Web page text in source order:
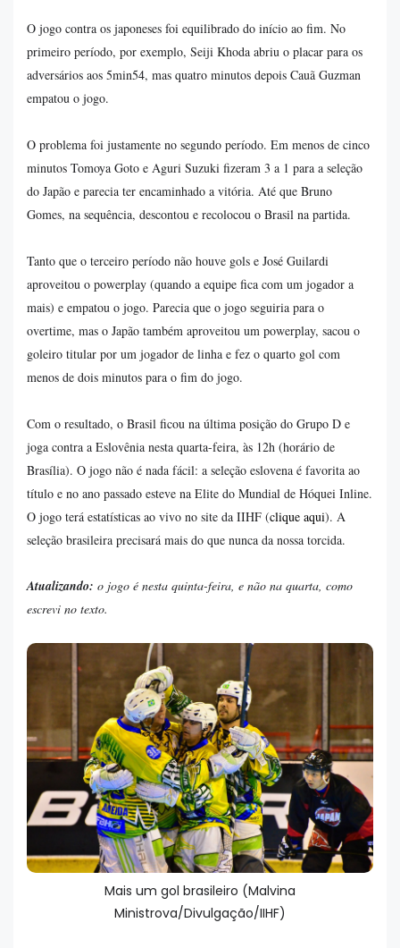
O jogo contra os japoneses foi equilibrado do início ao fim. No
primeiro período, por exemplo, Seiji Khoda abriu o placar para os
adversários aos 5min54, mas quatro minutos depois Cauã Guzman
empatou o jogo.
O problema foi justamente no segundo período. Em menos de cinco
minutos Tomoya Goto e Aguri Suzuki fizeram 3 a 1 para a seleção
do Japão e parecia ter encaminhado a vitória. Até que Bruno
Gomes, na sequência, descontou e recolocou o Brasil na partida.
Tanto que o terceiro período não houve gols e José Guilardi
aproveitou o powerplay (quando a equipe fica com um jogador a
mais) e empatou o jogo. Parecia que o jogo seguiria para o
overtime, mas o Japão também aproveitou um powerplay, sacou o
goleiro titular por um jogador de linha e fez o quarto gol com
menos de dois minutos para o fim do jogo.
Com o resultado, o Brasil ficou na última posição do Grupo D e
joga contra a Eslovênia nesta quarta-feira, às 12h (horário de
Brasília). O jogo não é nada fácil: a seleção eslovena é favorita ao
título e no ano passado esteve na Elite do Mundial de Hóquei Inline.
O jogo terá estatísticas ao vivo no site da IIHF (clique aqui). A
seleção brasileira precisará mais do que nunca da nossa torcida.
Atualizando: o jogo é nesta quinta-feira, e não na quarta, como
escrevi no texto.
Mais um gol brasileiro (Malvina
Ministrova/Divulgação/IIHF)